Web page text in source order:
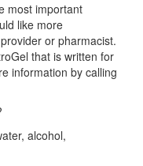
most important
like more
or pharmacist.
that is written for
information by calling
alcohol,